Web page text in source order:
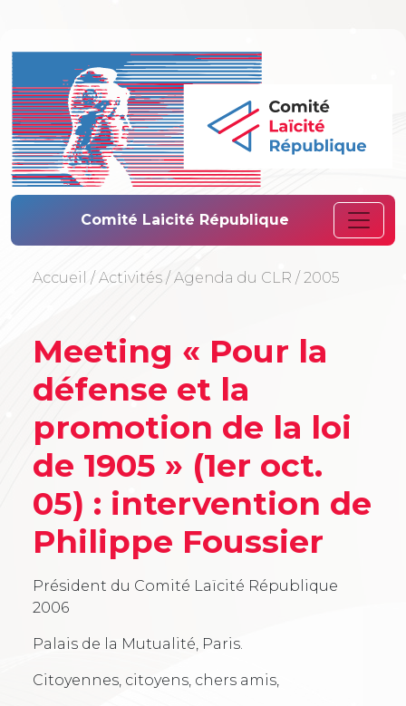
Comité Laïcité
Comité Laicité République
Accueil / Activités / Agenda du CLR / 2005
Meeting « Pour la
défense et la
promotion de la loi
de 1905 » (1er oct.
05) : intervention de
Philippe Foussier
Président du Comité Laïcité République
2006
Palais de la Mutualité, Paris.
Citoyennes, citoyens, chers amis,